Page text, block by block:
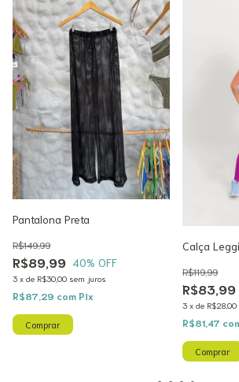
Pantalona Preta
R$89,99
R$149,99
40% OFF
3 x de R$30,00 sem juros
R$87,29 com Pix
Comprar
Calça
R$83,99
R$119,99
3 x de R$28,00
R$81,47
Comprar